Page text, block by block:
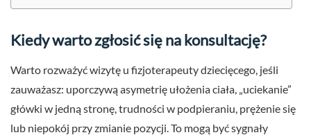
Kiedy warto zgłosić się na konsultację?
Warto rozważyć wizytę u fizjoterapeuty dziecięcego, jeśli
zauważasz: uporczywą asymetrię ułożenia ciała, „uciekanie”
główki w jedną stronę, trudności w podpieraniu, prężenie się
lub niepokój przy zmianie pozycji. To mogą być sygnały